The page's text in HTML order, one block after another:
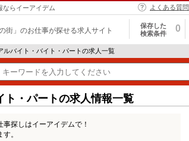
ならイーアイデム よくある質問
の街」のお仕事が探せる求人サイト
保存した
検索条件
0
ルバイト・バイト・パートの求人一覧
ト・パートの求人情報一覧
探しはイーアイデムで！
。